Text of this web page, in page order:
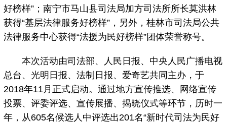
好榜样”；南宁市马山县司法局加方司法所所长莫洪林
获得“基层法律服务好榜样”，另外，桂林市司法局公共
法律服务中心获得“法援为民好榜样”团体荣誉称号。
本次活动由司法部、人民日报、中央人民广播电视
总台、光明日报、法制日报、爱奇艺共同主办，于
2018年11月正式启动。通过地方宣传推选、网络宣传
投票、评委评选、宣传展播、揭晓仪式等环节，历时一
年，从605名候选人中评选出201名“新时代司法为民好